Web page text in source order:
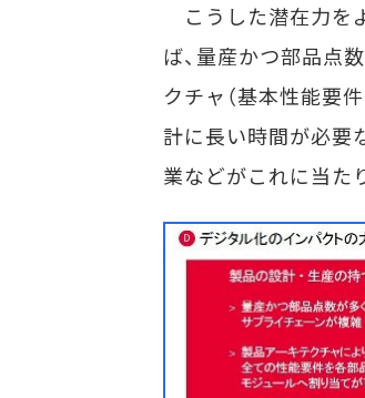
こうした潜在力を
ば、量産かつ部品点
クチャ（基本性能要
計に長い時間が必要
業などがこれに当た